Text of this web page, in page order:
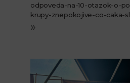
odpoveda-na-10-otazok-o-
krupy-znepokojive-co-caka-
»